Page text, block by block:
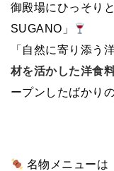
御殿場にひっそり
SUGANO」
「自然に寄り添う
材を活かした洋食
ープンしたばかり
名物メニューは